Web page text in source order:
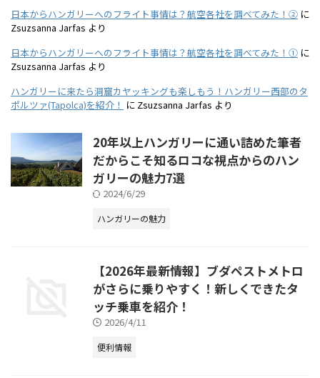
日本からハンガリーへのフライト事情は？航空各社を調べてみた！② に
Zsuzsanna Jarfas より
日本からハンガリーへのフライト事情は？航空各社を調べてみた！① に
Zsuzsanna Jarfas より
ハンガリーに来たら洞窟カヤッキングも楽しもう！ハンガリー西部のタ
ポルツァ(Tapolca)を紹介！ に Zsuzsanna Jarfas より
20年以上ハンガリーに通い詰めた筆者
だからこそ知るロコな視点からのハン
ガリーの魅力7選
2024/6/29
ハンガリーの魅力
【2026年最新情報】ブダペストメトロ
がさらに乗りやすく！新しくできたタ
ッチ乗車を紹介！
2026/4/11
便利情報